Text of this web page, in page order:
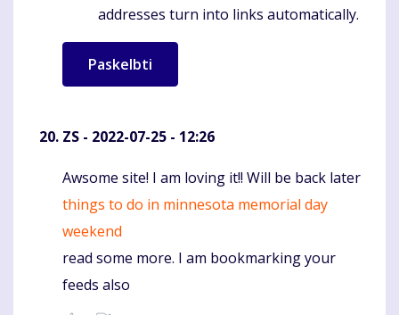
addresses turn into links automatically.
ZS - 2022-07-25 - 12:26
Komentaras
Awsome site! I am loving it!! Will be back later
things to do in minnesota memorial day
weekend
read some more. I am bookmarking your
feeds also